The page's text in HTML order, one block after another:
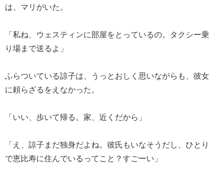
は、マリがいた。
「私ね、ウェスティンに部屋をとっているの。タクシー乗
り場まで送るよ」
ふらついている諒子は、うっとおしく思いながらも、彼女
に頼らざるをえなかった。
「いい、歩いて帰る。家、近くだから」
「え、諒子まだ独身だよね。彼氏もいなそうだし、ひとり
で恵比寿に住んでいるってこと？すごーい」